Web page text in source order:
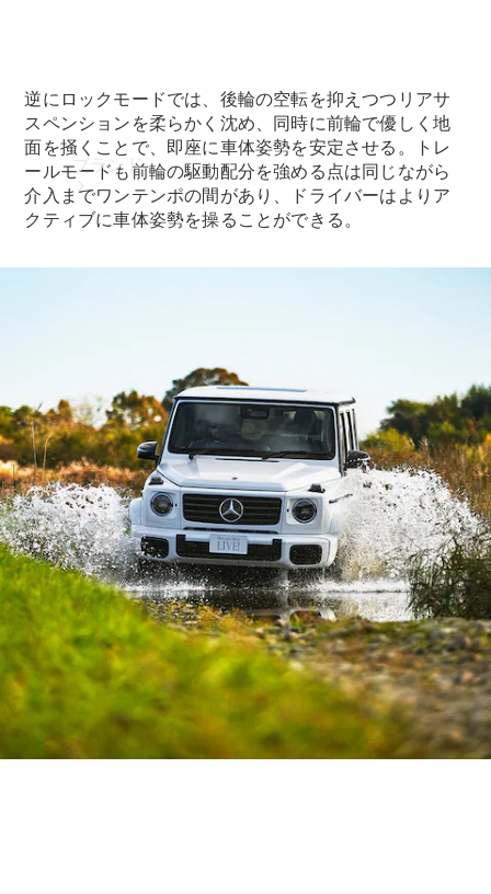
ブランド
歴史とブラ
ンド
Mercedes-
AMG
Mercedes-
Maybach
ALL TIME
STARS
Defining
逆にロックモードでは、後輪の空転を抑えつつリアサ
スペンションを柔らかく沈め、同時に前輪で優しく地
面を掻くことで、即座に車体姿勢を安定させる。トレ
ールモードも前輪の駆動配分を強める点は同じながら
介入までワンテンポの間があり、ドライバーはよりア
クティブに車体姿勢を操ることができる。